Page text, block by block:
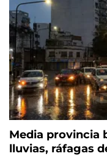
Media provincia
lluvias, ráfagas